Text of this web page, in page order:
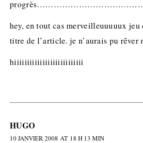
hey, en tout cas merveilleuuuuux jeu
titre de l’article. je n’aurais pu rêver
hiiiiiiiiiiiiiiiiiiiiiiiiiii
HUGO
10 JANVIER 2008 AT 18 H 13 MIN